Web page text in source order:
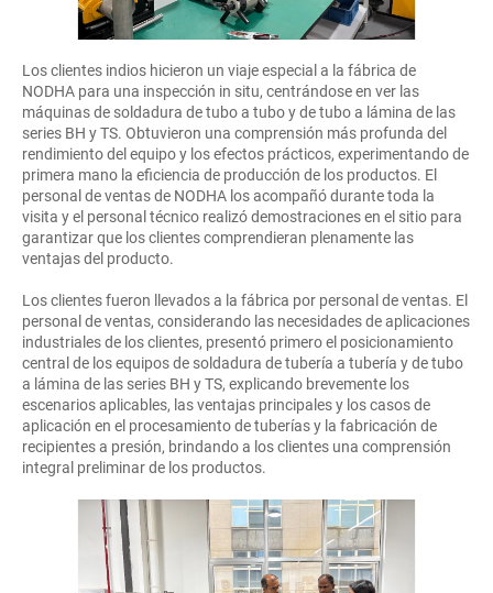
Los clientes indios hicieron un viaje especial a la fábrica de
NODHA para una inspección in situ, centrándose en ver las
máquinas de soldadura de tubo a tubo y de tubo a lámina de las
series BH y TS. Obtuvieron una comprensión más profunda del
rendimiento del equipo y los efectos prácticos, experimentando de
primera mano la eficiencia de producción de los productos. El
personal de ventas de NODHA los acompañó durante toda la
visita y el personal técnico realizó demostraciones en el sitio para
garantizar que los clientes comprendieran plenamente las
ventajas del producto.
Los clientes fueron llevados a la fábrica por personal de ventas. El
personal de ventas, considerando las necesidades de aplicaciones
industriales de los clientes, presentó primero el posicionamiento
central de los equipos de soldadura de tubería a tubería y de tubo
a lámina de las series BH y TS, explicando brevemente los
escenarios aplicables, las ventajas principales y los casos de
aplicación en el procesamiento de tuberías y la fabricación de
recipientes a presión, brindando a los clientes una comprensión
integral preliminar de los productos.